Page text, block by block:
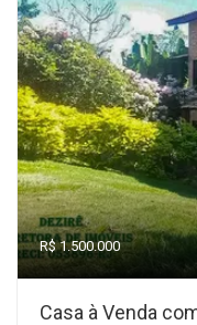
R$ 1.500.000
Casa à Venda